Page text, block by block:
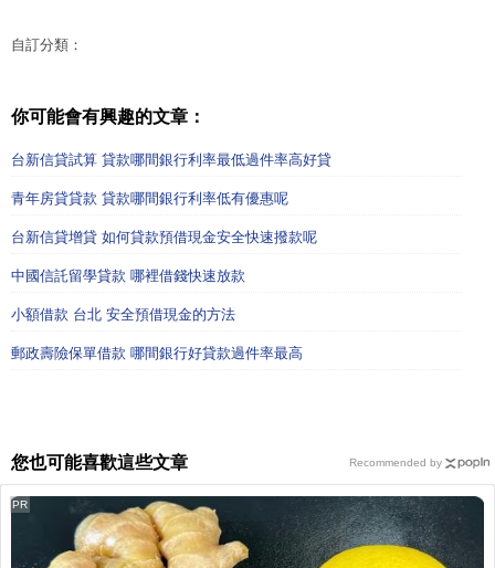
自訂分類：
你可能會有興趣的文章：
台新信貸試算 貸款哪間銀行利率最低過件率高好貸
青年房貸貸款 貸款哪間銀行利率低有優惠呢
台新信貸增貸 如何貸款預借現金安全快速撥款呢
中國信託留學貸款 哪裡借錢快速放款
小額借款 台北 安全預借現金的方法
郵政壽險保單借款 哪間銀行好貸款過件率最高
您也可能喜歡這些文章
PR
Recommended by